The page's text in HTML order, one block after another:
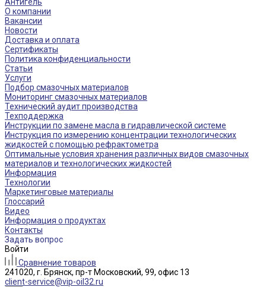
О компании
Вакансии
Новости
Доставка и оплата
Сертификаты
Политика конфиденциальности
Статьи
Услуги
Подбор смазочных материалов
Мониторинг смазочных материалов
Технический аудит производства
Техподдержка
Инструкции по замене масла в гидравлической системе
Инструкция по измерению концентрации технологических
жидкостей с помощью рефрактометра
Оптимальные условия хранения различных видов смазочных
материалов и технологических жидкостей
Информация
Технологии
Маркетинговые материалы
Глоссарий
Видео
Информация о продуктах
Контакты
Задать вопрос
Войти
Сравнение товаров
241020, г. Брянск, пр-т Московский, 99, офис 13
client-service@vip-oil32.ru